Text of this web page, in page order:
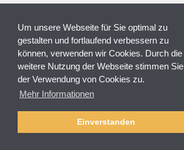
Um unsere Webseite für Sie optimal zu
gestalten und fortlaufend verbessern zu
können, verwenden wir Cookies. Durch die
weitere Nutzung der Webseite stimmen Sie
der Verwendung von Cookies zu.
Mehr Informationen
Einverstanden
NEWSLETTER